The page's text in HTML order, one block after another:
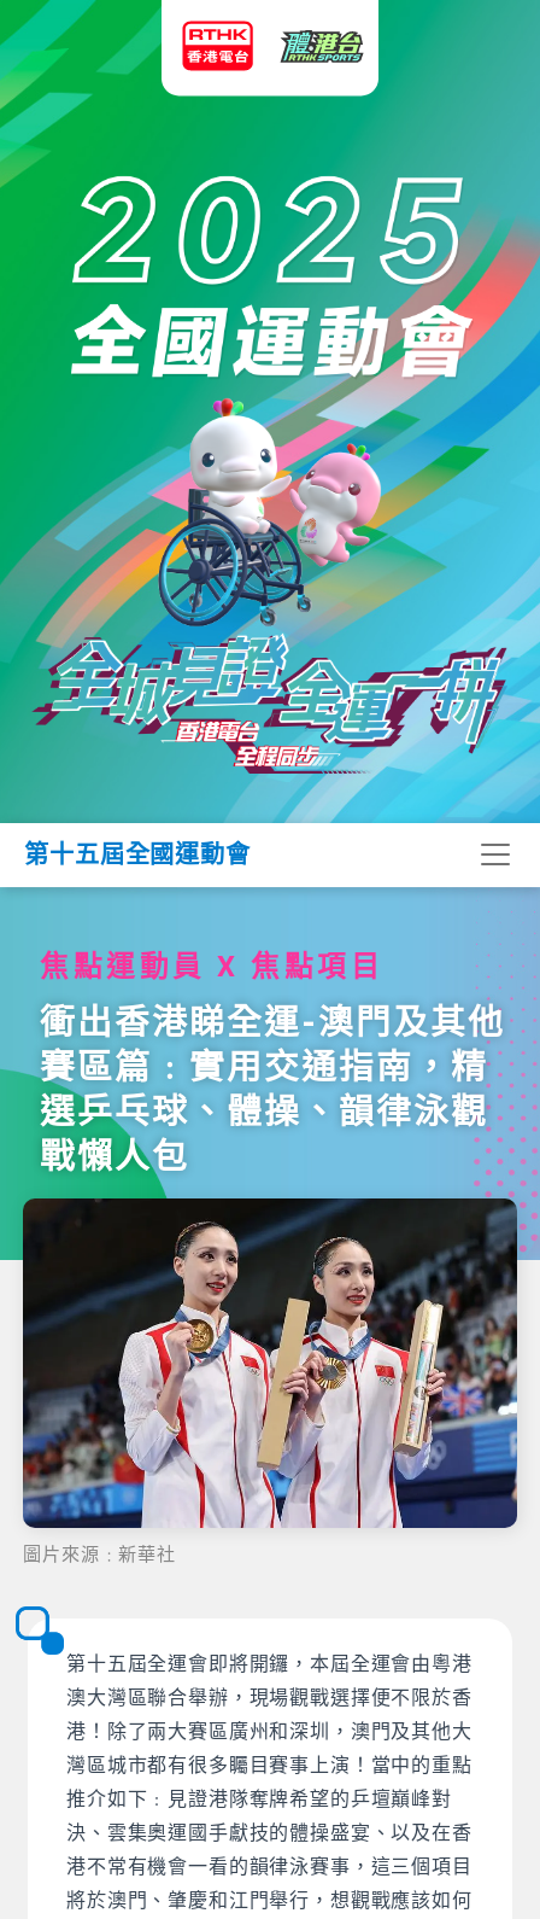
第十五屆全國運動會
焦點運動員 X 焦點項目
衝出香港睇全運-澳門及其他
賽區篇﹕實用交通指南，精
選乒乓球、體操、韻律泳觀
戰懶人包
圖片來源﹕新華社
第十五屆全運會即將開鑼，本屆全運會由粵港
澳大灣區聯合舉辦，現場觀戰選擇便不限於香
港！除了兩大賽區廣州和深圳，澳門及其他大
灣區城市都有很多矚目賽事上演！當中的重點
推介如下﹕見證港隊奪牌希望的乒壇巔峰對
決、雲集奧運國手獻技的體操盛宴、以及在香
港不常有機會一看的韻律泳賽事，這三個項目
將於澳門、肇慶和江門舉行，想觀戰應該如何